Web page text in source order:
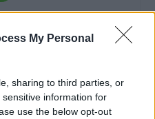
My Personal
sharing to third parties, or
information for
use the below opt-out